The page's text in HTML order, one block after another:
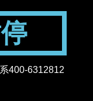
400-6312812